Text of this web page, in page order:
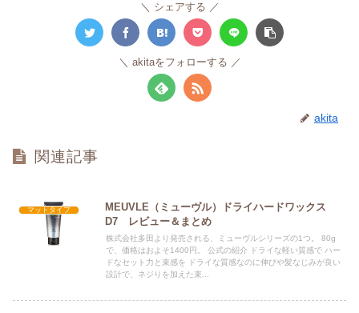
シェアする
akitaをフォローする
akita
関連記事
マットタイプ
MEUVLE（ミューヴル）ドライハードワックス
D7 レビュー＆まとめ
株式会社多田より発売される、ミューヴルシリーズの1つ。 80g
で、価格はおよそ1400円。 公式の紹介 ドライな軽い質感で ハー
ドなセット力と束感を ドライな質感なのに伸びや髪なじみが良い
設計で、ネジりを加えた束...